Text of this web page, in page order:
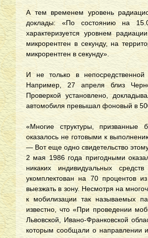
А тем временем уровень
доклады: «По состоянию на
характеризуется уровнем
микрорентген в секунду, на
микрорентген в секунду».
И не только в непосредственной
Например, 27 апреля близ
Проверкой установлено,
автомобиля превышал фоновый в
«Многие структуры, призванные
оказалось не готовыми к
— Вот еще одно свидетельство
2 мая 1986 года пригодными
никаких индивидуальных
укомплектован на 70 процентов
выезжать в зону. Несмотря на
к мобилизации так называемых
известно, что «При проведении
Львовской, Ивано-Франковской
которым сообщали о направлении